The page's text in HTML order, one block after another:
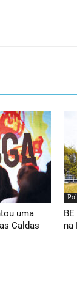
uma
Caldas
na